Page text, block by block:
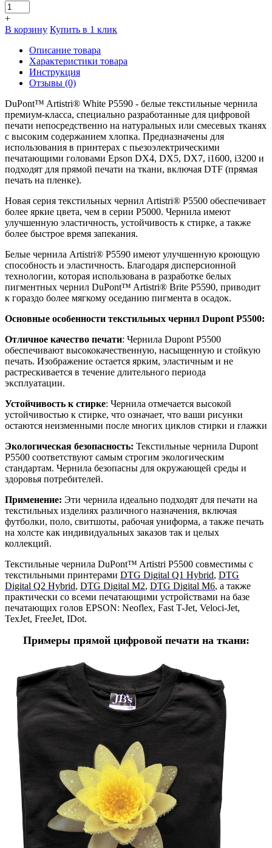
+
В корзину Купить в 1 клик
Описание товара
Характеристики товара
Инструкция
Отзывы (0)
DuPont™ Artistri® White P5590 - белые текстильные чернила
премиум-класса, специально разработанные для цифровой
печати непосредственно на натуральных или смесевых тканях
с высоким содержанием хлопка. Предназначены для
использования в принтерах с пьезоэлектрическими
печатающими головами Epson DX4, DX5, DX7, i1600, i3200 и
подходят для прямой печати на ткани, включая DTF (прямая
печать на пленке).
Новая серия текстильных чернил Artistri® P5500 обеспечивает
более яркие цвета, чем в серии P5000. Чернила имеют
улучшенную эластичность, устойчивость к стирке, а также
более быстрое время запекания.
Белые чернила Artistri® P5590 имеют улучшенную кроющую
способность и эластичность. Благодаря дисперсионной
технологии, которая использована в разработке белых
пигментных чернил DuPont™ Artistri® Brite P5590, приводит
к гораздо более мягкому оседанию пигмента в осадок.
Основные особенности текстильных чернил Dupont P5500:
Отличное качество печати: Чернила Dupont P5500
обеспечивают высококачественную, насыщенную и стойкую
печать. Изображение остается ярким, эластичным и не
растрескивается в течение длительного периода
эксплуатации.
Устойчивость к стирке: Чернила отмечается высокой
устойчивостью к стирке, что означает, что ваши рисунки
остаются неизменными после многих циклов стирки и глажки
Экологическая безопасность: Текстильные чернила Dupont
P5500 соответствуют самым строгим экологическим
стандартам. Чернила безопасны для окружающей среды и
здоровья потребителей.
Применение: Эти чернила идеально подходят для печати на
текстильных изделиях различного назначения, включая
футболки, поло, свитшоты, рабочая униформа, а также печать
на холсте как индивидуальных заказов так и целых
коллекций.
Текстильные чернила DuPont™ Artistri P5500 совместимы с
текстильными принтерами DTG Digital Q1 Hybrid, DTG
Digital Q2 Hybrid, DTG Digital M2, DTG Digital M6, а также
практически со всеми печатающими устройствами на базе
печатающих голов EPSON: Neoflex, Fast T-Jet, Veloci-Jet,
TexJet, FreeJet, IDot.
Примеры прямой цифровой печати на ткани: